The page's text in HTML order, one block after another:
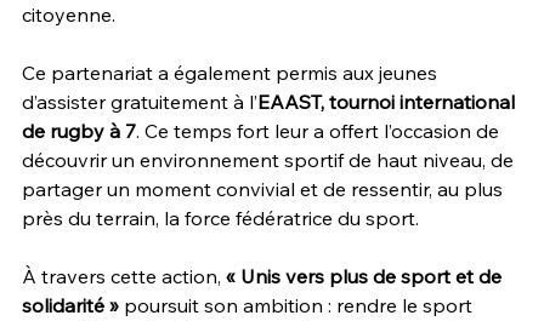
citoyenne.
Ce partenariat a également permis aux jeunes
d’assister gratuitement à l’EAAST, tournoi international
de rugby à 7. Ce temps fort leur a offert l’occasion de
découvrir un environnement sportif de haut niveau, de
partager un moment convivial et de ressentir, au plus
près du terrain, la force fédératrice du sport.
À travers cette action, « Unis vers plus de sport et de
solidarité » poursuit son ambition : rendre le sport